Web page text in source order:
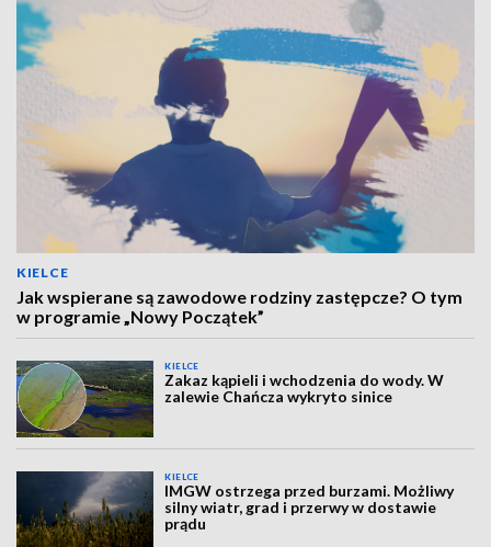
KIELCE
Jak wspierane są zawodowe rodziny zastępcze? O tym
w programie „Nowy Początek”
KIELCE
Zakaz kąpieli i wchodzenia do wody. W
zalewie Chańcza wykryto sinice
KIELCE
IMGW ostrzega przed burzami. Możliwy
silny wiatr, grad i przerwy w dostawie
prądu